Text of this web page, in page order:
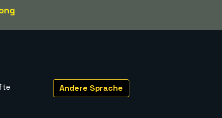
Andere Sprache